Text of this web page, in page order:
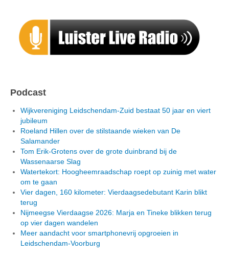
Podcast
Wijkvereniging Leidschendam-Zuid bestaat 50 jaar en viert
jubileum
Roeland Hillen over de stilstaande wieken van De
Salamander
Tom Erik-Grotens over de grote duinbrand bij de
Wassenaarse Slag
Watertekort: Hoogheemraadschap roept op zuinig met water
om te gaan
Vier dagen, 160 kilometer: Vierdaagsedebutant Karin blikt
terug
Nijmeegse Vierdaagse 2026: Marja en Tineke blikken terug
op vier dagen wandelen
Meer aandacht voor smartphonevrij opgroeien in
Leidschendam-Voorburg